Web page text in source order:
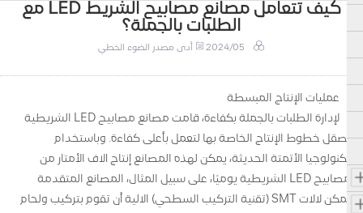
كيف تتعامل مصانع مصابيح الشريط LED مع
الطلبات بالجملة؟
2024/05 أدى مصدر الضوء الخطي
عمليات الإنتاج المبسطة
لإدارة الطلبات بالجملة بكفاءة، قامت مصانع مصابيح LED الشريطية
بصقل خطوط الإنتاج الخاصة بها لتعمل بأعلى كفاءة. وباستخدام
تكنولوجيا الأتمتة الحديثة، يمكن لهذه المصانع إنتاج آلاف الأمتار من
مصابيح LED الشريطية يوميًا، على سبيل المثال، المصانع المتقدمة
يمكن لآلات SMT (تقنية التركيب السطحي) الآلية أن تقوم بتركيب ولحام